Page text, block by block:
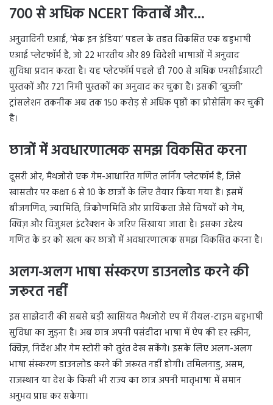
700 से अधिक NCERT किताबें और…
अनुवादिनी एआई, ‘मेक इन इंडिया’ पहल के तहत विकसित एक बहुभाषी
एआई प्लेटफॉर्म है, जो 22 भारतीय और 89 विदेशी भाषाओं में अनुवाद
सुविधा प्रदान करता है। यह प्लेटफॉर्म पहले ही 700 से अधिक एनसीईआरटी
पुस्तकों और 721 निमी पुस्तकों का अनुवाद कर चुका है। इसकी ‘बुज्जी’
ट्रांसलेशन तकनीक अब तक 150 करोड़ से अधिक पृष्ठों का प्रोसेसिंग कर चुकी
है।
छात्रों में अवधारणात्मक समझ विकसित करना
दूसरी ओर, मैथजोरो एक गेम-आधारित गणित लर्निंग प्लेटफॉर्म है, जिसे
खासतौर पर कक्षा 6 से 10 के छात्रों के लिए तैयार किया गया है। इसमें
बीजगणित, ज्यामिति, त्रिकोणमिति और प्रायिकता जैसे विषयों को गेम,
क्विज़ और विजुअल इंटरैक्शन के जरिए सिखाया जाता है। इसका उद्देश्य
गणित के डर को खत्म कर छात्रों में अवधारणात्मक समझ विकसित करना है।
अलग-अलग भाषा संस्करण डाउनलोड करने की
जरूरत नहीं
इस साझेदारी की सबसे बड़ी खासियत मैथजोरो एप में रीयल-टाइम बहुभाषी
सुविधा का जुड़ना है। अब छात्र अपनी पसंदीदा भाषा में ऐप की हर स्क्रीन,
क्विज़, निर्देश और गेम स्टोरी को तुरंत देख सकेंगे। इसके लिए अलग-अलग
भाषा संस्करण डाउनलोड करने की जरूरत नहीं होगी। तमिलनाडु, असम,
राजस्थान या देश के किसी भी राज्य का छात्र अपनी मातृभाषा में समान
अनुभव प्राप्त कर सकेगा।